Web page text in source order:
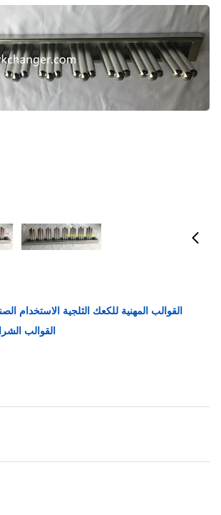
القوالب المهنية للكعك الثلجية الاستخدام
القوالب